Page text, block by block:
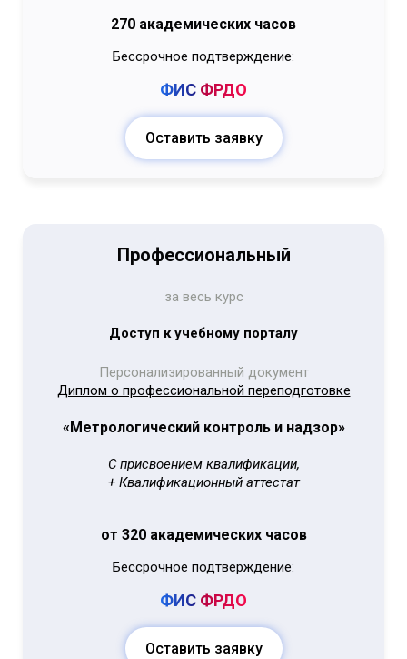
270 академических часов
Бессрочное подтверждение:
ФИС ФРДО
Оставить заявку
Профессиональный
за весь курс
Доступ к учебному порталу
Персонализированный документ
Диплом о профессиональной переподготовке
«Метрологический контроль и надзор»
С присвоением квалификации,
+ Квалификационный аттестат
от 320 академических часов
Бессрочное подтверждение:
ФИС ФРДО
Оставить заявку